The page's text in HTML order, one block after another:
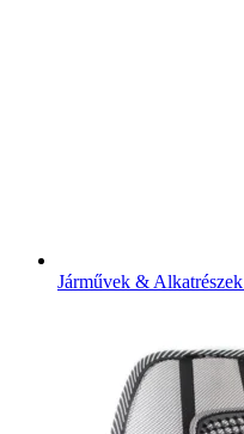
Járművek & Alkatrészek